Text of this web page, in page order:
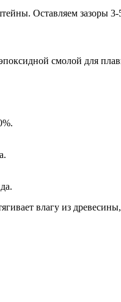
Оставляем зазоры
смолой для
влагу из